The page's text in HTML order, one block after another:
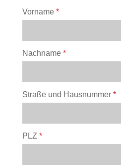
Vorname *
Nachname *
Straße und Hausnummer *
PLZ *